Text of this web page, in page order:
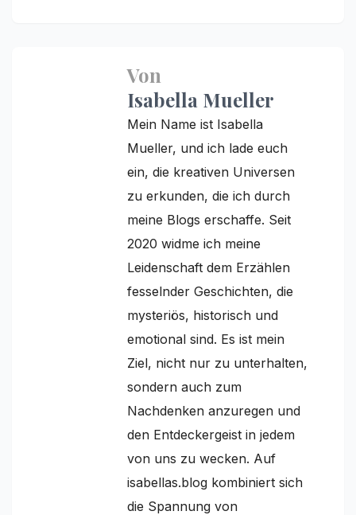
Von
Isabella Mueller
Mein Name ist Isabella
Mueller, und ich lade euch
ein, die kreativen Universen
zu erkunden, die ich durch
meine Blogs erschaffe. Seit
2020 widme ich meine
Leidenschaft dem Erzählen
fesselnder Geschichten, die
mysteriös, historisch und
emotional sind. Es ist mein
Ziel, nicht nur zu unterhalten,
sondern auch zum
Nachdenken anzuregen und
den Entdeckergeist in jedem
von uns zu wecken. Auf
isabellas.blog kombiniert sich
die Spannung von